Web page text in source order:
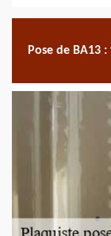
Pose de BA13